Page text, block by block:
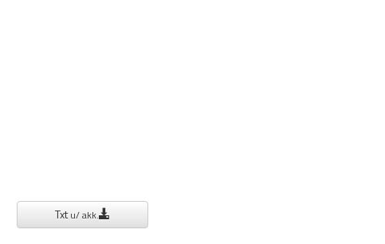
Txtu/ akk.